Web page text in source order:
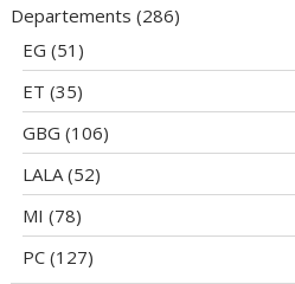
Departements (286)
EG (51)
ET (35)
GBG (106)
LALA(52)
MI (78)
PC (127)